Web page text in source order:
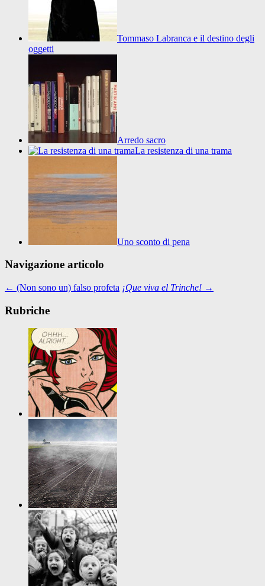
Tommaso Labranca e il destino degli
oggetti
Arredo sacro
La resistenza di una trama
Uno sconto di pena
Navigazione articolo
← (Non sono un) falso profeta ¡Que viva el Trinche! →
Rubriche